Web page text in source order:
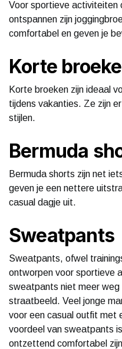
Voor sportieve activiteiten
ontspannen zijn
comfortabel en geven je
Korte
Korte broeken zijn ideaal
tijdens vakanties. Ze zijn
stijlen.
Bermuda
Bermuda shorts zijn net
geven je een nettere
casual dagje uit.
Sweatpants
Sweatpants, ofwel
ontworpen voor sportieve
sweatpants niet meer
straatbeeld. Veel jonge
voor een casual outfit met
voordeel van sweatpants
ontzettend comfortabel